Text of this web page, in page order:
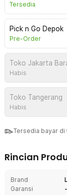
Tersedia
Pick n Go Depok
Pre-Order
Toko Jakarta
Habis
Toko Tangerang
Habis
Tersedia bayar di
Rincian
Brand
Garansi
-